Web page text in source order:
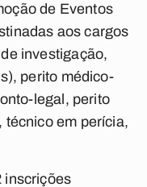
de Eventos
aos cargos
investigação,
perito médico-
legal, perito
técnico em perícia,
inscrições